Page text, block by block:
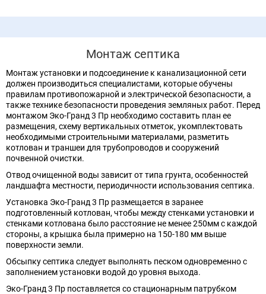
Монтаж септика
Монтаж установки и подсоединение к канализационной сети
должен производиться специалистами, которые обучены
правилам противопожарной и электрической безопасности, а
также технике безопасности проведения земляных работ. Перед
монтажом Эко-Гранд 3 Пр необходимо составить план ее
размещения, схему вертикальных отметок, укомплектовать
необходимыми строительными материалами, разметить
котлован и траншеи для трубопроводов и сооружений
почвенной очистки.
Отвод очищенной воды зависит от типа грунта, особенностей
ландшафта местности, периодичности использования септика.
Установка Эко-Гранд 3 Пр размещается в заранее
подготовленный котлован, чтобы между стенками установки и
стенками котлована было расстояние не менее 250мм с каждой
стороны, а крышка была примерно на 150-180 мм выше
поверхности земли.
Обсыпку септика следует выполнять песком одновременно с
заполнением установки водой до уровня выхода.
Эко-Гранд 3 Пр поставляется со стационарным патрубком